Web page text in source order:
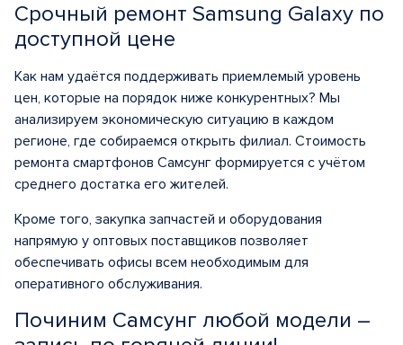
Срочный ремонт Samsung Galaxy по
доступной цене
Как нам удаётся поддерживать приемлемый уровень
цен, которые на порядок ниже конкурентных? Мы
анализируем экономическую ситуацию в каждом
регионе, где собираемся открыть филиал. Стоимость
ремонта смартфонов Самсунг формируется с учётом
среднего достатка его жителей.
Кроме того, закупка запчастей и оборудования
напрямую у оптовых поставщиков позволяет
обеспечивать офисы всем необходимым для
оперативного обслуживания.
Починим Самсунг любой модели –